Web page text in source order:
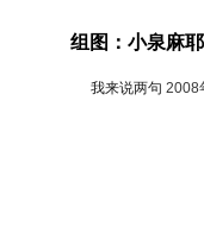
组图：小泉麻
我来说两句 2008